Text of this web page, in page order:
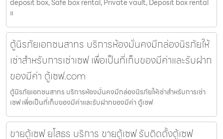
deposit box, Safe box rental, Private vault, Deposit box rental
แ
ตู้นิรภัยเอกชนสาทร บริการห้องมั่นคงมีกล่องนิรภัยให้
เช่าสำหรับการเช่าเซฟ เพื่อเป็นที่เก็บของมีค่าและรับฝาก
ของมีค่า ตู้เซฟ.com
ตู้นิรภัยเอกชนสาทร บริการห้องมั่นคงมีกล่องนิรภัยให้เช่าสำหรับการเช่า
เซฟ เพื่อเป็นที่เก็บของมีค่าและรับฝากของมีค่า ตู้เซฟ
ขายตู้เซฟ ยโสธร บริการ ขายตู้เซฟ รับติดตั้งตู้เซฟ